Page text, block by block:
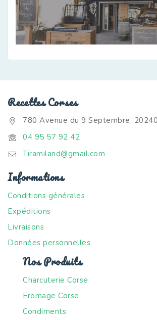
Recettes Corses
780 Avenue du 9 Septembre,
04 95 57 92 42
Tiramiland@gmail.com
Informations
Conditions générales
Expéditions
Livraisons
Données personnelles
Nos Produits
Charcuterie Corse
Fromage Corse
Condiments